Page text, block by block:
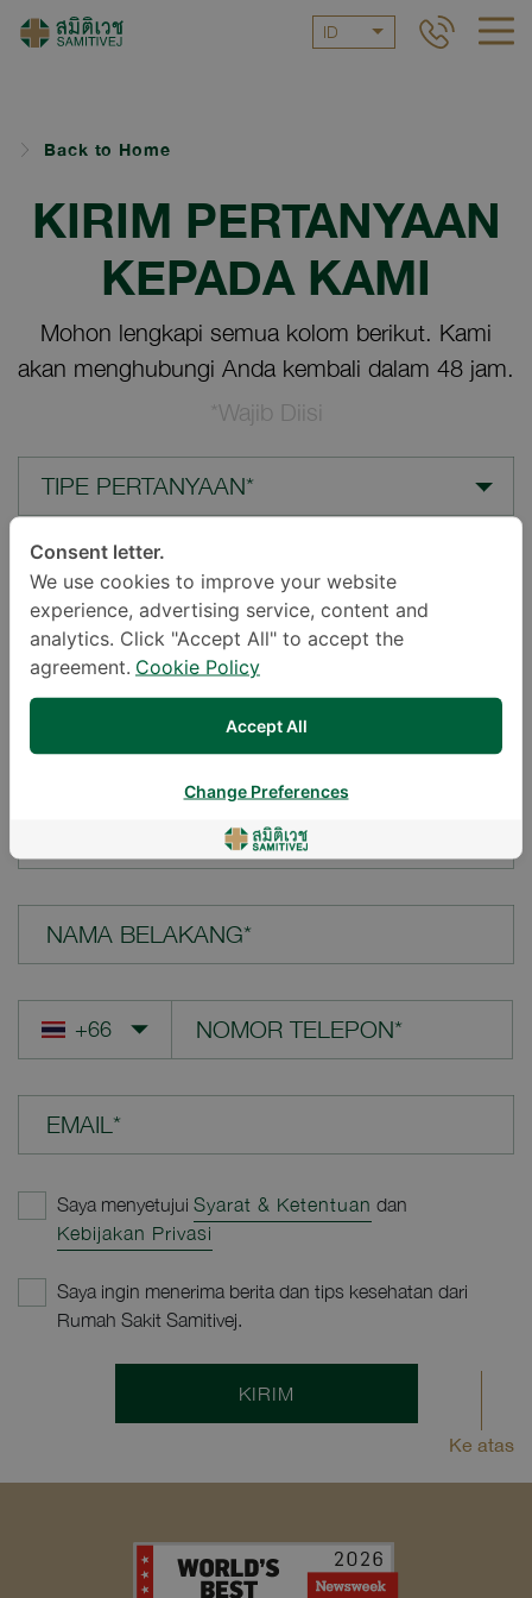
ID
Back to Home
KIRIM PERTANYAAN
KEPADA KAMI
Mohon lengkapi semua kolom berikut. Kami
akan menghubungi Anda kembali dalam 48 jam.
*Wajib Diisi
TIPE PERTANYAAN*
LOKASI*
PERTANYAAN ANDA*
NAMA BELAKANG*
EMAIL*
Saya menyetujui Syarat & Ketentuan dan
Kebijakan Privasi
Saya ingin menerima berita dan tips kesehatan dari
Rumah Sakit Samitivej.
KIRIM
Ke atas
Consent letter.
We use cookies to improve your website
experience, advertising service, content and
analytics. Click "Accept All" to accept the
agreement. Cookie Policy
Accept All
Change Preferences